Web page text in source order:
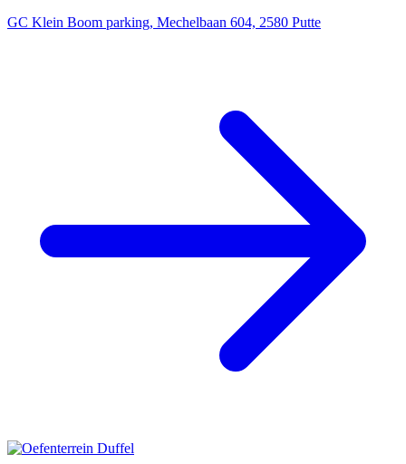
GC Klein Boom parking, Mechelbaan 604, 2580 Putte